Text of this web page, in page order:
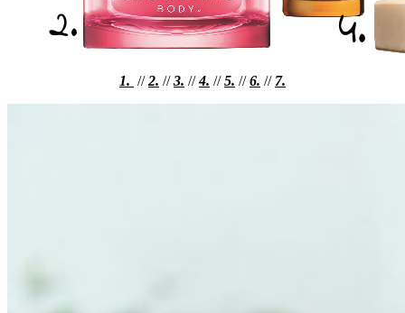
1. // 2. // 3. //4. //5. //6. // 7.